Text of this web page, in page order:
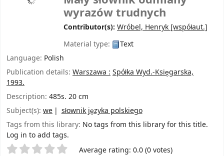
wyrazów trudnych
Contributor(s): Wróbel, Henryk [współaut.]
Material type:
Text
Language: Polish
Publication details: Warszawa : Spółka Wyd.-Księgarska,
1993.
Description: 485s. 20 cm
Subject(s): we
słownik języka polskiego
Tags from this library: No tags from this library for this title.
Log in to add tags.
Star ratings Average rating: 0.0 (0 votes)